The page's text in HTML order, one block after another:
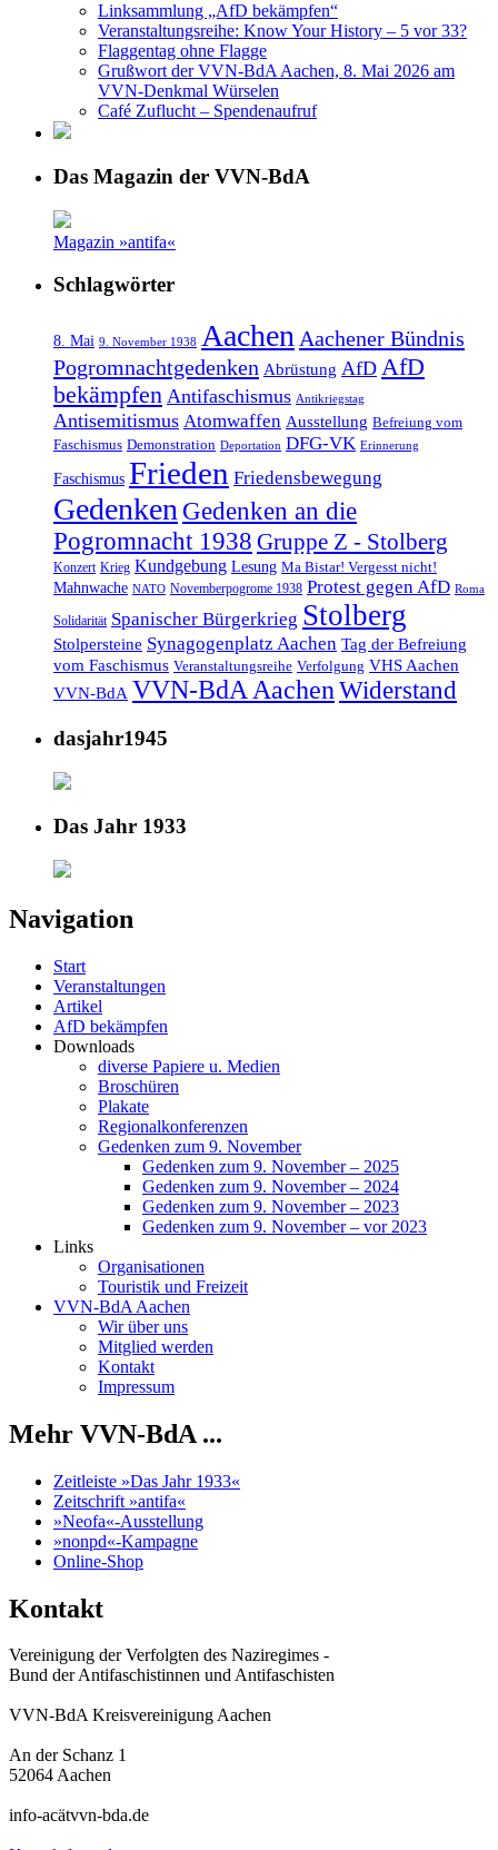
Linksammlung „AfD bekämpfen“
Veranstaltungsreihe: Know Your History – 5 vor 33?
Flaggentag ohne Flagge
Grußwort der VVN-BdA Aachen, 8. Mai 2026 am
VVN-Denkmal Würselen
Café Zuflucht – Spendenaufruf
Das Magazin der VVN-BdA
Magazin »antifa«
Schlagwörter
8. Mai 9. November 1938 Aachen Aachener Bündnis
Pogromnachtgedenken Abrüstung AfD AfD
bekämpfen Antifaschismus Antikriegstag
Antisemitismus Atomwaffen Ausstellung Befreiung vom
Faschismus Demonstration Deportation DFG-VK Erinnerung
Faschismus Frieden Friedensbewegung
Gedenken Gedenken an die
Pogromnacht 1938 Gruppe Z - Stolberg
Konzert Krieg Kundgebung Lesung Ma Bistar! Vergesst nicht!
Mahnwache NATO Novemberpogrome 1938 Protest gegen AfD Roma
Solidarität Spanischer Bürgerkrieg Stolberg
Stolpersteine Synagogenplatz Aachen Tag der Befreiung
vom Faschismus Veranstaltungsreihe Verfolgung VHS Aachen
VVN-BdA VVN-BdA AachenWiderstand
dasjahr1945
Das Jahr 1933
Navigation
Start
Veranstaltungen
Artikel
AfD bekämpfen
Downloads
diverse Papiere u. Medien
Broschüren
Plakate
Regionalkonferenzen
Gedenken zum 9. November
Gedenken zum 9. November – 2025
Gedenken zum 9. November – 2024
Gedenken zum 9. November – 2023
Gedenken zum 9. November – vor 2023
Links
Organisationen
Touristik und Freizeit
VVN-BdA Aachen
Wir über uns
Mitglied werden
Kontakt
Impressum
Mehr VVN-BdA ...
Zeitleiste »Das Jahr 1933«
Zeitschrift »antifa«
»Neofa«-Ausstellung
»nonpd«-Kampagne
Online-Shop
Kontakt
Vereinigung der Verfolgten des Naziregimes -
Bund der Antifaschistinnen und Antifaschisten
VVN-BdA Kreisvereinigung Aachen
An der Schanz 1
52064 Aachen
info-acätvvn-bda.de